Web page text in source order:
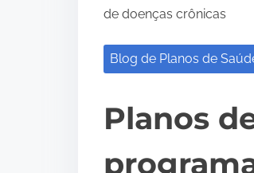
de doenças crônicas
Blog de Planos de
Planos